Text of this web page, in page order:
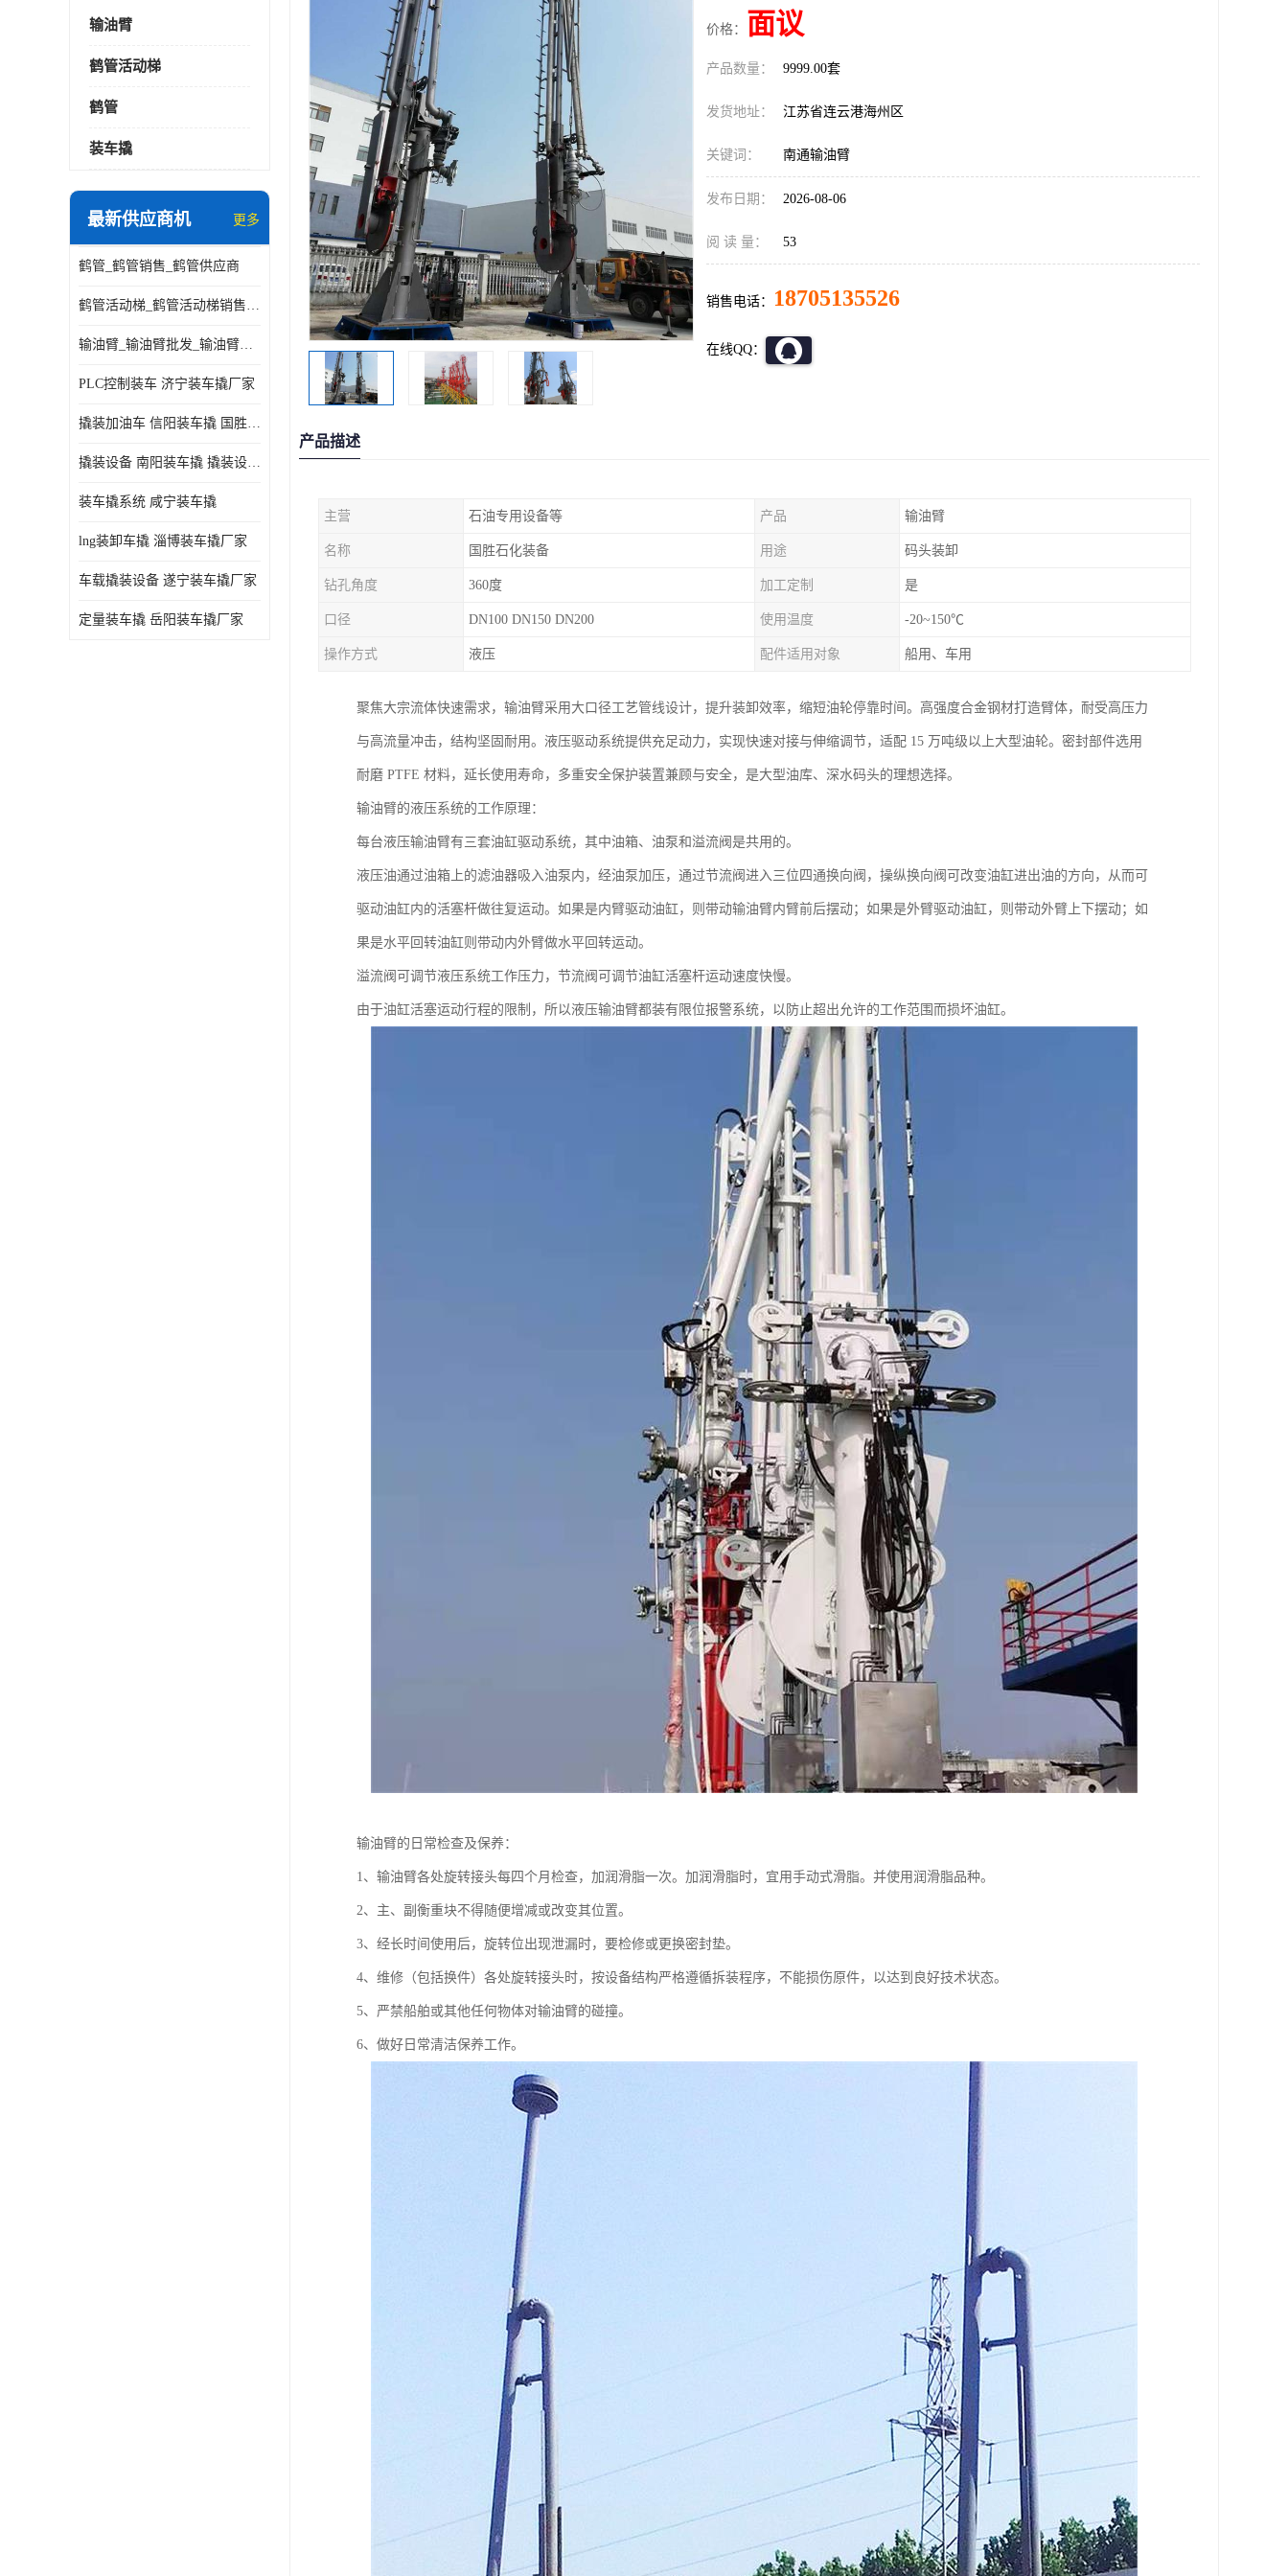
输油臂
鹤管活动梯
鹤管
装车撬
最新供应商机 更多
鹤管_鹤管销售_鹤管供应商
鹤管活动梯_鹤管活动梯销售_鹤管活动梯供应商
输油臂_输油臂批发_输油臂厂家
PLC控制装车 济宁装车撬厂家
撬装加油车 信阳装车撬 国胜装备
撬装设备 南阳装车撬 撬装设备 定量控制
装车撬系统 咸宁装车撬
lng装卸车撬 淄博装车撬厂家
车载撬装设备 遂宁装车撬厂家
定量装车撬 岳阳装车撬厂家
价格： 面议
产品数量： 9999.00套
发货地址： 江苏省连云港海州区
关键词： 南通输油臂
发布日期： 2026-08-06
阅 读 量： 53
销售电话： 18705135526
在线QQ：
产品描述
主营 石油专用设备等 产品 输油臂
名称 国胜石化装备 用途 码头装卸
钻孔角度 360度 加工定制 是
口径 DN100 DN150 DN200 使用温度 -20~150℃
操作方式 液压 配件适用对象 船用、车用
聚焦大宗流体快速需求，输油臂采用大口径工艺管线设计，提升装卸效率，缩短油轮停靠时间。高强度合金钢材打造臂体，耐受高压力
与高流量冲击，结构坚固耐用。液压驱动系统提供充足动力，实现快速对接与伸缩调节，适配 15 万吨级以上大型油轮。密封部件选用
耐磨 PTFE 材料，延长使用寿命，多重安全保护装置兼顾与安全，是大型油库、深水码头的理想选择。
输油臂的液压系统的工作原理：
每台液压输油臂有三套油缸驱动系统，其中油箱、油泵和溢流阀是共用的。
液压油通过油箱上的滤油器吸入油泵内，经油泵加压，通过节流阀进入三位四通换向阀，操纵换向阀可改变油缸进出油的方向，从而可
驱动油缸内的活塞杆做往复运动。如果是内臂驱动油缸，则带动输油臂内臂前后摆动；如果是外臂驱动油缸，则带动外臂上下摆动；如
果是水平回转油缸则带动内外臂做水平回转运动。
溢流阀可调节液压系统工作压力，节流阀可调节油缸活塞杆运动速度快慢。
由于油缸活塞运动行程的限制，所以液压输油臂都装有限位报警系统，以防止超出允许的工作范围而损坏油缸。
输油臂的日常检查及保养：
1、输油臂各处旋转接头每四个月检查，加润滑脂一次。加润滑脂时，宜用手动式滑脂。并使用润滑脂品种。
2、主、副衡重块不得随便增减或改变其位置。
3、经长时间使用后，旋转位出现泄漏时，要检修或更换密封垫。
4、维修（包括换件）各处旋转接头时，按设备结构严格遵循拆装程序，不能损伤原件，以达到良好技术状态。
5、严禁船舶或其他任何物体对输油臂的碰撞。
6、做好日常清洁保养工作。